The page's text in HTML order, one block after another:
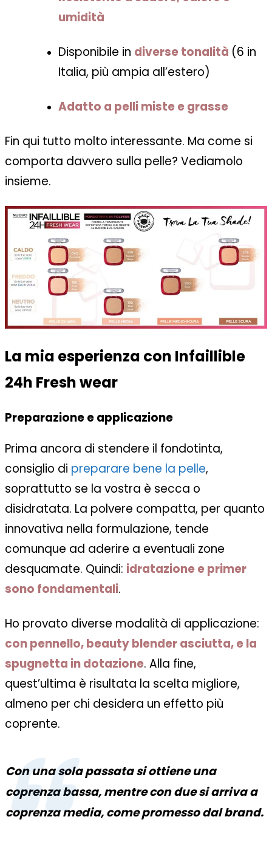
umidità
Disponibile in diverse tonalità (6 in
Italia, più ampia all’estero)
Adatto a pelli miste e grasse
Fin qui tutto molto interessante. Ma come si
comporta davvero sulla pelle? Vediamolo
insieme.
La mia esperienza con Infaillible
24h Fresh wear
Preparazione e applicazione
Prima ancora di stendere il fondotinta,
consiglio di preparare bene la pelle,
soprattutto se la vostra è secca o
disidratata. La polvere compatta, per quanto
innovativa nella formulazione, tende
comunque ad aderire a eventuali zone
desquamate. Quindi: idratazione e primer
sono fondamentali.
Ho provato diverse modalità di applicazione:
con pennello, beauty blender asciutta, e la
spugnetta in dotazione. Alla fine,
quest’ultima è risultata la scelta migliore,
almeno per chi desidera un effetto più
coprente.
Con una sola passata si ottiene una
coprenza bassa, mentre con due si arriva a
coprenza media, come promesso dal brand.